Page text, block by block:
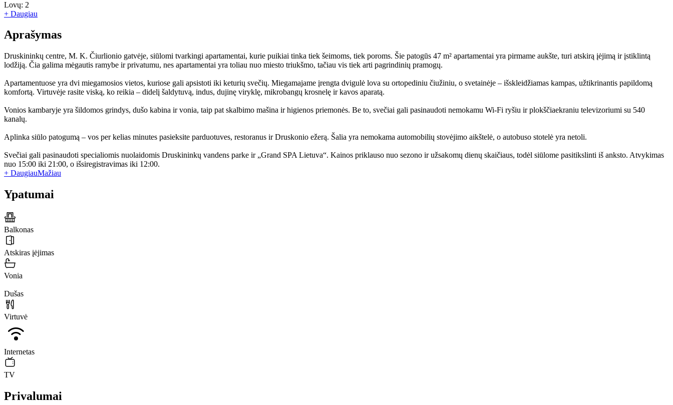
Lovų: 2
+ Daugiau
Aprašymas
Druskininkų centre, M. K. Čiurlionio gatvėje, siūlomi tvarkingi apartamentai, kurie puikiai tinka tiek šeimoms, tiek poroms. Šie patogūs 47 m² apartamentai yra pirmame aukšte, turi atskirą įėjimą ir įstiklintą
lodžiją. Čia galima mėgautis ramybe ir privatumu, nes apartamentai yra toliau nuo miesto triukšmo, tačiau vis tiek arti pagrindinių pramogų.
Apartamentuose yra dvi miegamosios vietos, kuriose gali apsistoti iki keturių svečių. Miegamajame įrengta dvigulė lova su ortopediniu čiužiniu, o svetainėje – išskleidžiamas kampas, užtikrinantis papildomą
komfortą. Virtuvėje rasite viską, ko reikia – didelį šaldytuvą, indus, dujinę viryklę, mikrobangų krosnelę ir kavos aparatą.
Vonios kambaryje yra šildomos grindys, dušo kabina ir vonia, taip pat skalbimo mašina ir higienos priemonės. Be to, svečiai gali pasinaudoti nemokamu Wi-Fi ryšiu ir plokščiaekraniu televizoriumi su 540
kanalų.
Aplinka siūlo patogumą – vos per kelias minutes pasieksite parduotuves, restoranus ir Druskonio ežerą. Šalia yra nemokama automobilių stovėjimo aikštelė, o autobuso stotelė yra netoli.
Svečiai gali pasinaudoti specialiomis nuolaidomis Druskininkų vandens parke ir „Grand SPA Lietuva“. Kainos priklauso nuo sezono ir užsakomų dienų skaičiaus, todėl siūlome pasitikslinti iš anksto. Atvykimas
nuo 15:00 iki 21:00, o išsiregistravimas iki 12:00.
+ DaugiauMažiau
Ypatumai
Balkonas
Atskiras įėjimas
Vonia
Dušas
Virtuvė
Internetas
TV
Privalumai